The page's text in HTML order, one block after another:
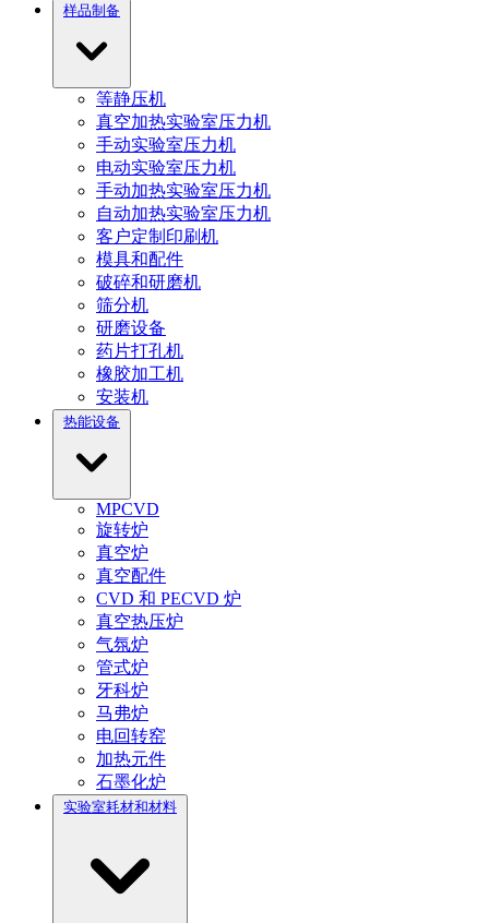
样品制备
等静压机
真空加热实验室压力机
手动实验室压力机
电动实验室压力机
手动加热实验室压力机
自动加热实验室压力机
客户定制印刷机
模具和配件
破碎和研磨机
筛分机
研磨设备
药片打孔机
橡胶加工机
安装机
热能设备
MPCVD
旋转炉
真空炉
真空配件
CVD 和 PECVD 炉
真空热压炉
气氛炉
管式炉
牙科炉
马弗炉
电回转窑
加热元件
石墨化炉
实验室耗材和材料